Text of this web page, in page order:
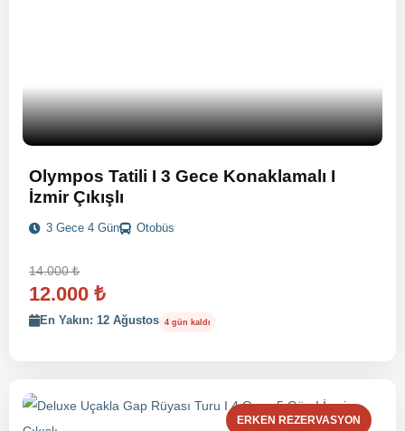
Olympos Tatili I 3 Gece Konaklamalı I
İzmir Çıkışlı
3 Gece 4 Gün Otobüs
14.000₺
12.000 ₺
En Yakın: 12 Ağustos 4 gün kaldı
ERKEN REZERVASYON